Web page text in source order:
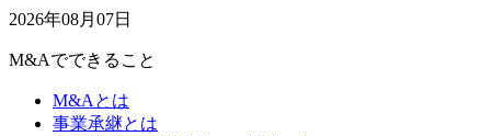
2026年08月07日
M&Aでできること
M&Aとは
事業承継とは